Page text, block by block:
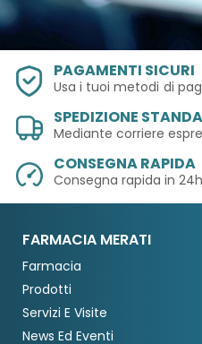
PAGAMENTI SICURI
Usa i tuoi metodi di
SPEDIZIONE
Mediante corriere
CONSEGNA RAPIDA
Consegna rapida in 24h
FARMACIA MERATI
Farmacia
Prodotti
Servizi E Visite
News Ed Eventi